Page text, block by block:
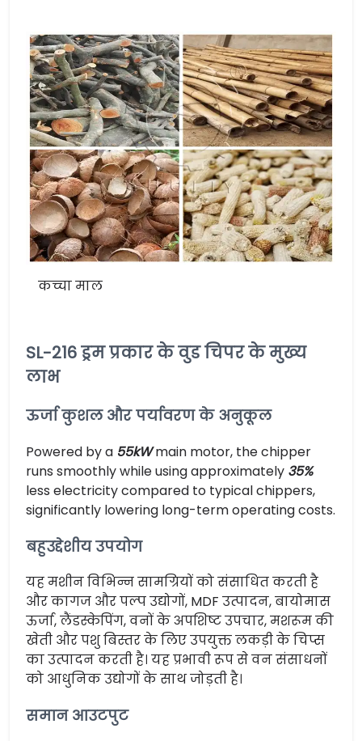
कच्चा माल
SL-216 ड्रम प्रकार के वुड चिपर के मुख्य
लाभ
ऊर्जा कुशल और पर्यावरण के अनुकूल
Powered by a 55kWmain motor, the chipper
runs smoothly while using approximately 35%
less electricity compared to typical chippers,
significantly lowering long-term operating costs.
बहुउद्देशीय उपयोग
यह मशीन विभिन्न सामग्रियों को संसाधित करती है
और कागज और पल्प उद्योगों, MDF उत्पादन, बायोमास
ऊर्जा, लैंडस्केपिंग, वनों के अपशिष्ट उपचार, मशरूम की
खेती और पशु बिस्तर के लिए उपयुक्त लकड़ी के चिप्स
का उत्पादन करती है। यह प्रभावी रूप से वन संसाधनों
को आधुनिक उद्योगों के साथ जोड़ती है।
समान आउटपुट